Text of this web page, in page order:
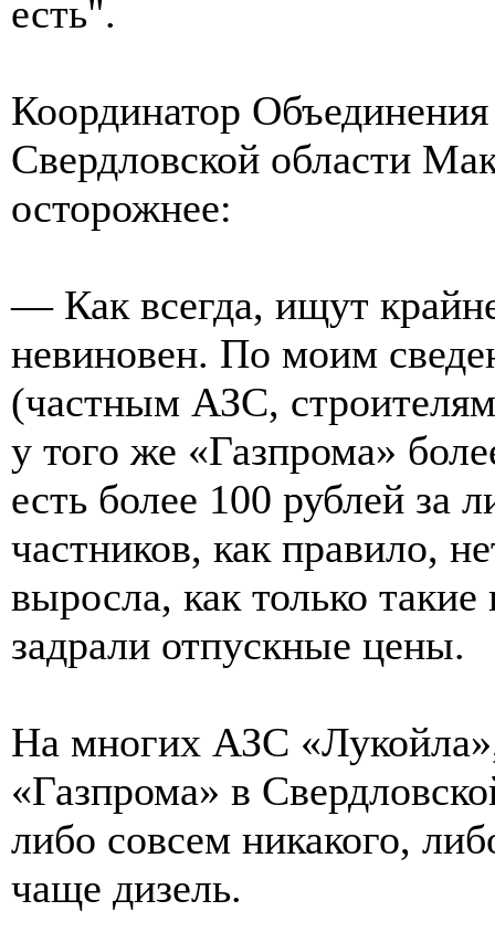
есть".
Координатор
Свердловской области
осторожнее:
— Как всегда, ищут
невиновен. По моим
(частным АЗС,
у того же «Газпрома»
есть более 100 рублей за
частников, как правило,
выросла, как только
задрали отпускные цены.
На многих АЗС
«Газпрома» в
либо совсем никакого,
чаще дизель.